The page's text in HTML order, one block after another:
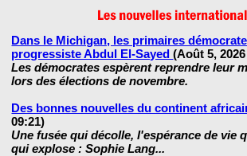
Dans le Michigan, les primaires
progressiste Abdul El-Sayed(Août 5,
Les démocrates espèrent reprendre leur
lors des élections de novembre.
Des bonnes nouvelles du continent
09:21)
Une fusée qui décolle, l'espérance de vie
qui explose : Sophie Lang...